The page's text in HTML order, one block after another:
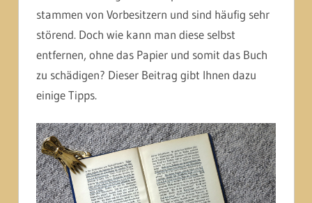
stammen von Vorbesitzern und sind häufig sehr
störend. Doch wie kann man diese selbst
entfernen, ohne das Papier und somit das Buch
zu schädigen? Dieser Beitrag gibt Ihnen dazu
einige Tipps.